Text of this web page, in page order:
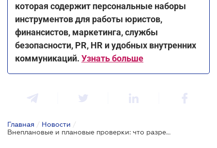
которая содержит персональные наборы
инструментов для работы юристов,
финансистов, маркетинга, службы
безопасности, PR, HR и удобных внутренних
коммуникаций. Узнать больше
Главная / Новости /
Внеплановые и плановые проверки: что разрешено во время карантина